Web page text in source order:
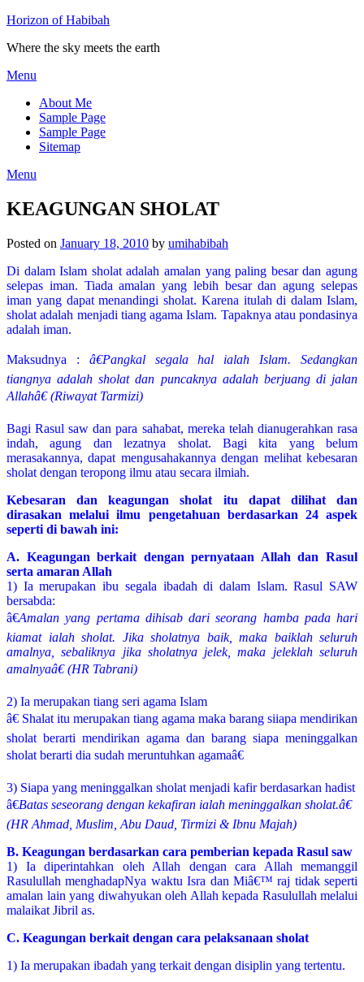
Horizon of Habibah
Where the sky meets the earth
Menu
About Me
Sample Page
Sample Page
Sitemap
Menu
KEAGUNGAN SHOLAT
Posted on January 18, 2010 by umihabibah
Di dalam Islam sholat adalah amalan yang paling besar dan agung
selepas iman. Tiada amalan yang lebih besar dan agung selepas
iman yang dapat menandingi sholat. Karena itulah di dalam Islam,
sholat adalah menjadi tiang agama Islam. Tapaknya atau pondasinya
adalah iman.
Maksudnya : â€Pangkal segala hal ialah Islam. Sedangkan
tiangnya adalah sholat dan puncaknya adalah berjuang di jalan
Allahâ€ (Riwayat Tarmizi)
Bagi Rasul saw dan para sahabat, mereka telah dianugerahkan rasa
indah, agung dan lezatnya sholat. Bagi kita yang belum
merasakannya, dapat mengusahakannya dengan melihat kebesaran
sholat dengan teropong ilmu atau secara ilmiah.
Kebesaran dan keagungan sholat itu dapat dilihat dan
dirasakan melalui ilmu pengetahuan berdasarkan 24 aspek
seperti di bawah ini:
A. Keagungan berkait dengan pernyataan Allah dan Rasul
serta amaran Allah
1) Ia merupakan ibu segala ibadah di dalam Islam. Rasul SAW
bersabda:
â€Amalan yang pertama dihisab dari seorang hamba pada hari
kiamat ialah sholat. Jika sholatnya baik, maka baiklah seluruh
amalnya, sebaliknya jika sholatnya jelek, maka jeleklah seluruh
amalnyaâ€ (HR Tabrani)
2) Ia merupakan tiang seri agama Islam
â€ Shalat itu merupakan tiang agama maka barang siiapa mendirikan
sholat berarti mendirikan agama dan barang siapa meninggalkan
sholat berarti dia sudah meruntuhkan agamaâ€
3) Siapa yang meninggalkan sholat menjadi kafir berdasarkan hadist
â€Batas seseorang dengan kekafiran ialah meninggalkan sholat.â€
(HR Ahmad, Muslim, Abu Daud, Tirmizi & Ibnu Majah)
B. Keagungan berdasarkan cara pemberian kepada Rasul saw
1) Ia diperintahkan oleh Allah dengan cara Allah memanggil
Rasulullah menghadapNya waktu Isra dan Miâ€™ raj tidak seperti
amalan lain yang diwahyukan oleh Allah kepada Rasulullah melalui
malaikat Jibril as.
C. Keagungan berkait dengan cara pelaksanaan sholat
1) Ia merupakan ibadah yang terkait dengan disiplin yang tertentu.